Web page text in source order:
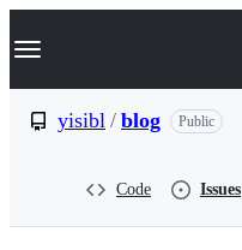
k
p
Navigation Menu
yisibl / blog Public
Code Issues